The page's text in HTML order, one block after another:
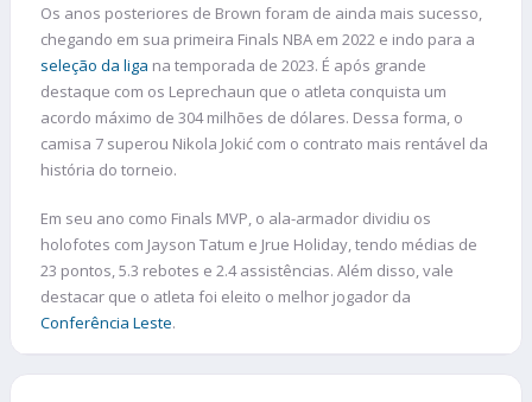
Os anos posteriores de Brown foram de ainda mais sucesso,
chegando em sua primeira Finals NBA em 2022 e indo para a
seleção da liga na temporada de 2023. É após grande
destaque com os Leprechaun que o atleta conquista um
acordo máximo de 304 milhões de dólares. Dessa forma, o
camisa 7 superou Nikola Jokić com o contrato mais rentável da
história do torneio.
Em seu ano como Finals MVP, o ala-armador dividiu os
holofotes com Jayson Tatum e Jrue Holiday, tendo médias de
23 pontos, 5.3 rebotes e 2.4 assistências. Além disso, vale
destacar que o atleta foi eleito o melhor jogador da
Conferência Leste.